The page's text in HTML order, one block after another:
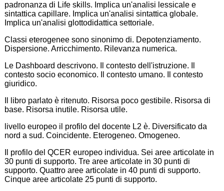
padronanza di Life skills. Implica un'analisi lessicale e
sintattica capillare. Implica un'analisi sintattica globale.
Implica un'analisi glottodidattica settoriale.
Classi eterogenee sono sinonimo di. Depotenziamento.
Dispersione. Arricchimento. Rilevanza numerica.
Le Dashboard descrivono. Il contesto dell'istruzione. Il
contesto socio economico. Il contesto umano. Il contesto
giuridico.
Il libro parlato è ritenuto. Risorsa poco gestibile. Risorsa di
base. Risorsa inutile. Risorsa utile.
livello europeo il profilo del docente L2 è. Diversificato da
nord a sud. Coincidente. Eterogeneo. Omogeneo.
Il profilo del QCER europeo individua. Sei aree articolate in
30 punti di supporto. Tre aree articolate in 30 punti di
supporto. Quattro aree articolate in 40 punti di supporto.
Cinque aree articolate 25 punti di supporto.